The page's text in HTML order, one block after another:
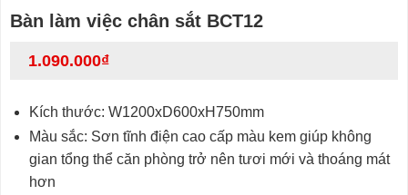
Bàn làm việc chân sắt BCT12
1.090.000₫
Kích thước: W1200xD600xH750mm
Màu sắc: Sơn tĩnh điện cao cấp màu kem giúp không
gian tổng thể căn phòng trở nên tươi mới và thoáng mát
hơn